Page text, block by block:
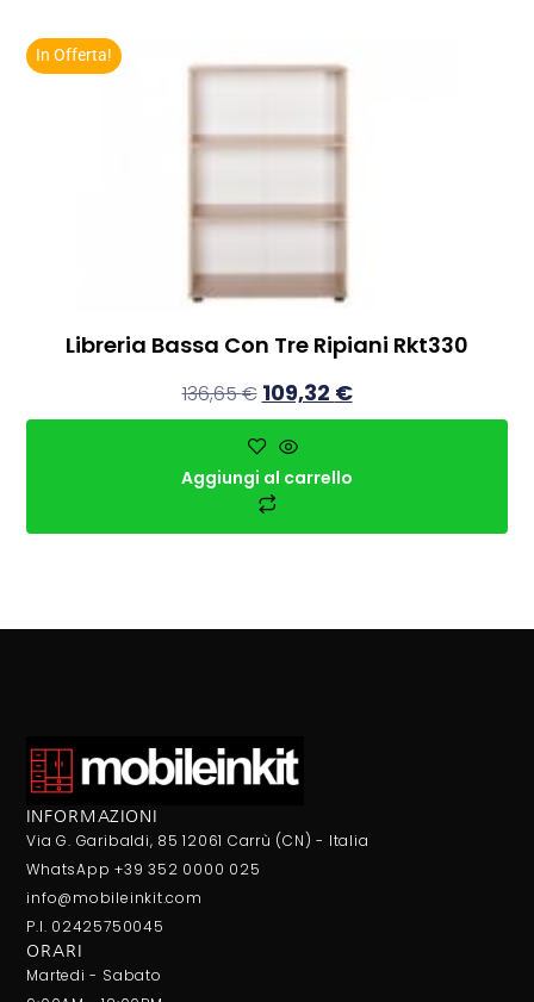
In Offerta!
Libreria Bassa Con Tre Ripiani Rkt330
136,65€ 109,32 €
Aggiungi al carrello
INFORMAZIONI
Via G. Garibaldi, 85 12061 Carrù (CN) - Italia
WhatsApp +39 352 0000 025
info@mobileinkit.com
P.I. 02425750045
ORARI
Martedi - Sabato